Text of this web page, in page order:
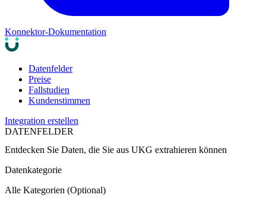
Konnektor-Dokumentation
Datenfelder
Preise
Fallstudien
Kundenstimmen
Integration erstellen
DATENFELDER
Entdecken Sie Daten, die Sie aus UKG extrahieren können
Datenkategorie
Alle Kategorien (Optional)